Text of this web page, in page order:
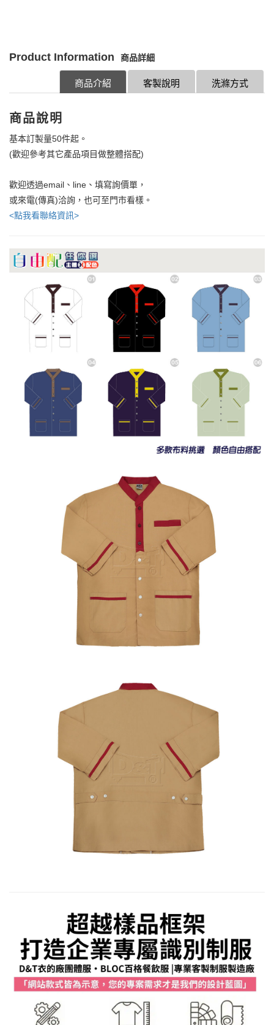
Product Information 商品詳細
洗滌方式
客製說明
商品介紹
商品說明
基本訂製量50件起。
(歡迎參考其它產品項目做整體搭配)
歡迎透過email、line、填寫詢價單，
或來電(傳真)洽詢，也可至門市看樣。
<點我看聯絡資訊>